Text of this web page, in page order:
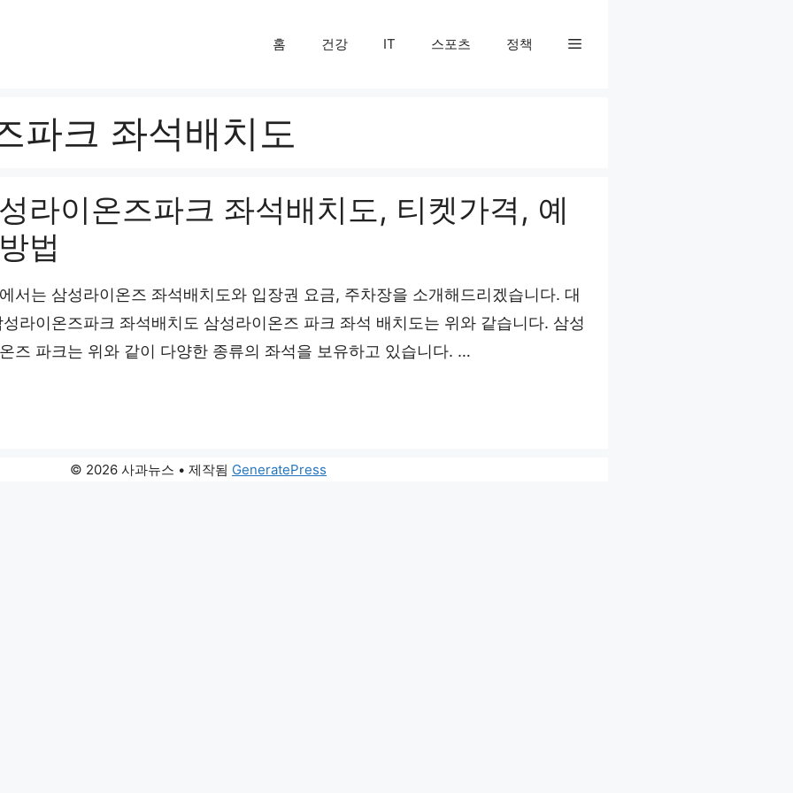
홈 건강 IT 스포츠 정책
파크 좌석배치도
라이온즈파크 좌석배치도, 티켓가격, 예
법
서는 삼성라이온즈 좌석배치도와 입장권 요금, 주차장을 소개해드리겠습니다. 대
라이온즈파크 좌석배치도 삼성라이온즈 파크 좌석 배치도는 위와 같습니다. 삼성
즈 파크는 위와 같이 다양한 종류의 좌석을 보유하고 있습니다. …
© 2026 사과뉴스 • 제작됨 GeneratePress